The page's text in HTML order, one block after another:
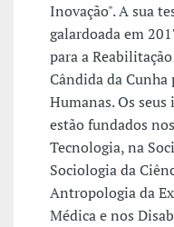
Inovação". A sua
galardoada em
para a
Cândida da Cunha
Humanas. Os
estão fundados
Tecnologia, na
Sociologia da
Antropologia da
Médica e nos